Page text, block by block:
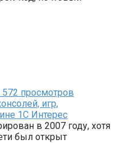
572 просмотров
игр,
1С Интерес
в 2007 году, хотя
был открыт